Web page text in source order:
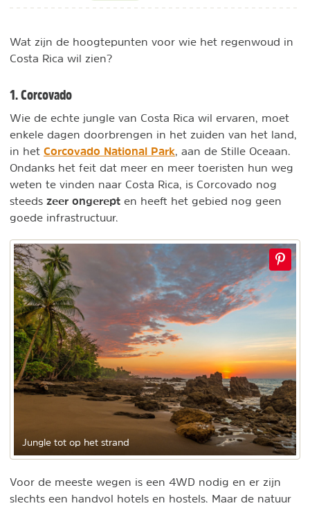
Wat zijn de hoogtepunten voor wie het regenwoud in
Costa Rica wil zien?
1. Corcovado
Wie de echte jungle van Costa Rica wil ervaren, moet
enkele dagen doorbrengen in het zuiden van het land,
in het Corcovado National Park , aan de Stille Oceaan.
Ondanks het feit dat meer en meer toeristen hun weg
weten te vinden naar Costa Rica, is Corcovado nog
steeds zeer ongerept en heeft het gebied nog geen
goede infrastructuur.
Jungle tot op het strand
Voor de meeste wegen is een 4WD nodig en er zijn
slechts een handvol hotels en hostels. Maar de natuur